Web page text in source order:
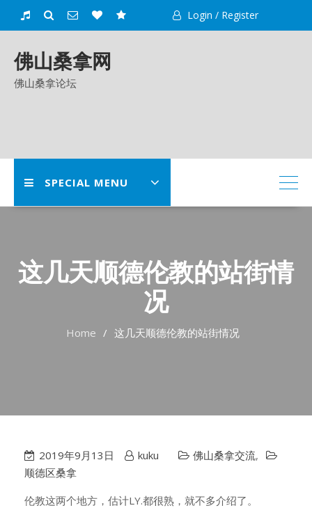
Login / Register
佛山桑拿网
佛山桑拿论坛
SPECIAL MENU
这几天顺德伦教的站街情
况
Home 这几天顺德伦教的站街情况
2019年9月13日 kuku 佛山桑拿交流,
顺德区桑拿
伦教这两个地方，估计LY.都很熟，就不多介绍了。